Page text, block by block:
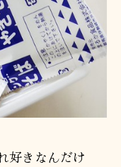
好きなんだけ